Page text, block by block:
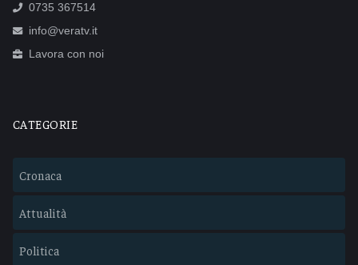
0735 367514
info@veratv.it
Lavora con noi
CATEGORIE
Cronaca
Attualità
Politica